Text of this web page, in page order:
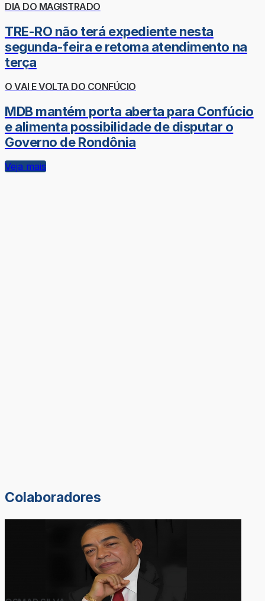
DIA DO MAGISTRADO
TRE-RO não terá expediente nesta
segunda-feira e retoma atendimento na
terça
O VAI E VOLTA DO CONFÚCIO
MDB mantém porta aberta para Confúcio
e alimenta possibilidade de disputar o
Governo de Rondônia
Veja mais
Colaboradores